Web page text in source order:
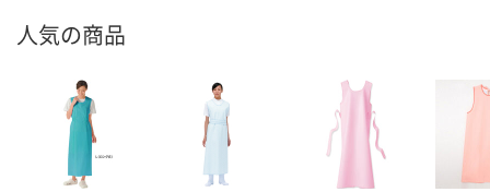
人気の商品